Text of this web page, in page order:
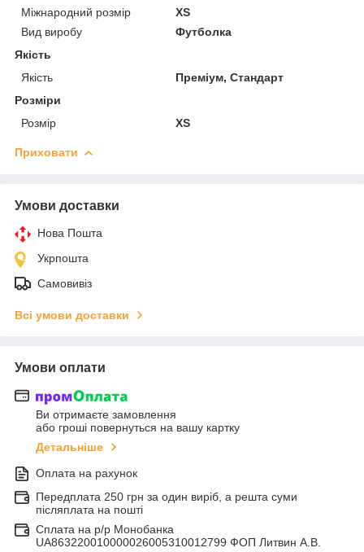
Міжнародний розмір
XS
Вид виробу
Футболка
Якість
Якість
Преміум, Стандарт
Розміри
Розмір
XS
Приховати
Умови доставки
Нова Пошта
Укрпошта
Самовивіз
Всі умови доставки
Умови оплати
Ви отримаєте замовлення
або гроші повернуться на вашу картку
Детальніше
Оплата на рахунок
Передплата 250 грн за один виріб, а решта суми
післяплата на пошті
Сплата на р/р Монобанка
UA863220010000026005310012799 ФОП Литвин А.В.